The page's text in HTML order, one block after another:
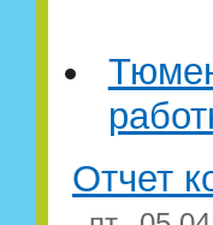
Отчет